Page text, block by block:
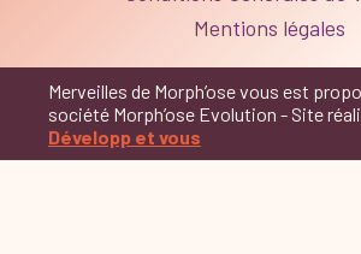
Mentions légales
Merveilles de Morph’ose vous est
société Morph’ose Evolution - Site
Développ et vous